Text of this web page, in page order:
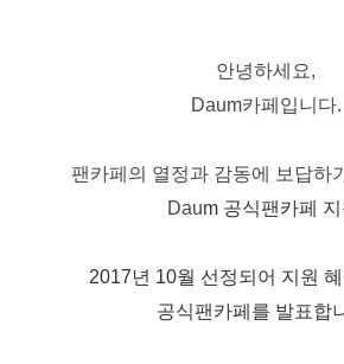
안녕하세요,
Daum카페입니다.
팬카페의 열정과 감동에 보답하
Daum 공식팬카페 지
2017년 10월 선정되어 지원
공식팬카페를 발표합